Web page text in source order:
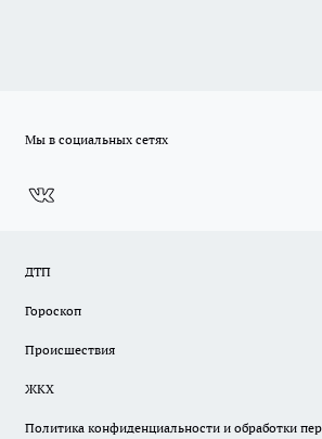
Мы в социальных сетях
ДТП
Гороскоп
Происшествия
ЖКХ
Политика конфиденциальности и обработки